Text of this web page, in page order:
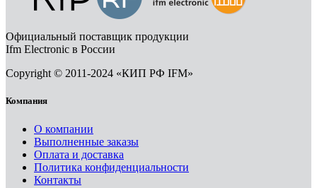
Официальный поставщик продукции
Ifm Electronic в России
Copyright © 2011-2024 «КИП РФ IFM»
Компания
О компании
Выполненные заказы
Оплата и доставка
Политика конфиденциальности
Контакты